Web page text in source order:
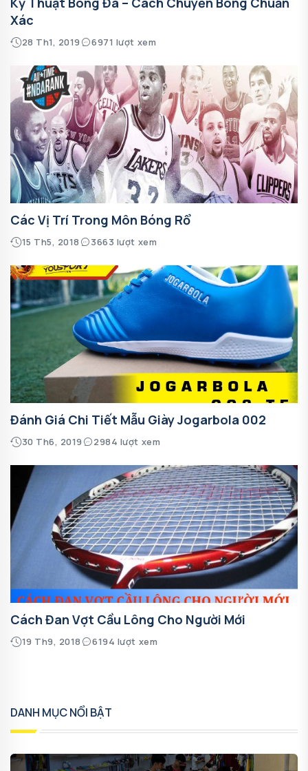
Xác
28 Th1, 2019 6971 lượt xem
Các Vị Trí Trong Môn Bóng Rổ
15 Th5, 2018 3663 lượt xem
Đánh Giá Chi Tiết Mẫu Giày Jogarbola 002
30 Th6, 2019 2984 lượt xem
Cách Đan Vợt Cầu Lông Cho Người Mới
19 Th9, 2018 6194 lượt xem
DANH MỤC NỔI BẬT